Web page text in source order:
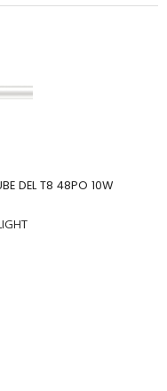
DEL T8 48PO 10W